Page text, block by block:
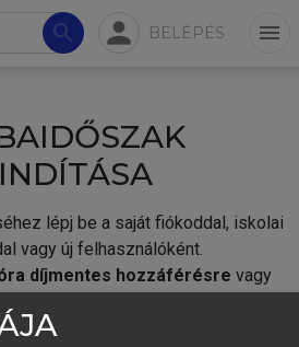
search person BELÉPÉS menu
lépj be a saját fiókoddal, iskolai
vagy új felhasználóként.
díjmentes hozzáférésre vagy